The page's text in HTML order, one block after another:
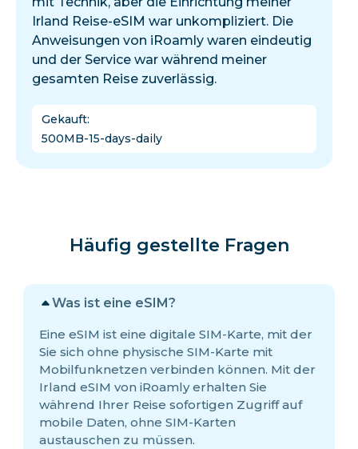
Irland Reise-eSIM war unkompliziert. Die
Anweisungen von iRoamly waren eindeutig
und der Service war während meiner
gesamten Reise zuverlässig.
Gekauft:
500MB-15-days-daily
Häufig gestellte Fragen
Was ist eine eSIM?
Eine eSIM ist eine digitale SIM-Karte, mit der
Sie sich ohne physische SIM-Karte mit
Mobilfunknetzen verbinden können. Mit der
Irland eSIM von iRoamly erhalten Sie
während Ihrer Reise sofortigen Zugriff auf
mobile Daten, ohne SIM-Karten
austauschen zu müssen.